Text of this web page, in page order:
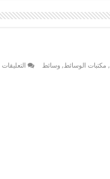
, مكتبات الوسائط, وسائط التعليقات